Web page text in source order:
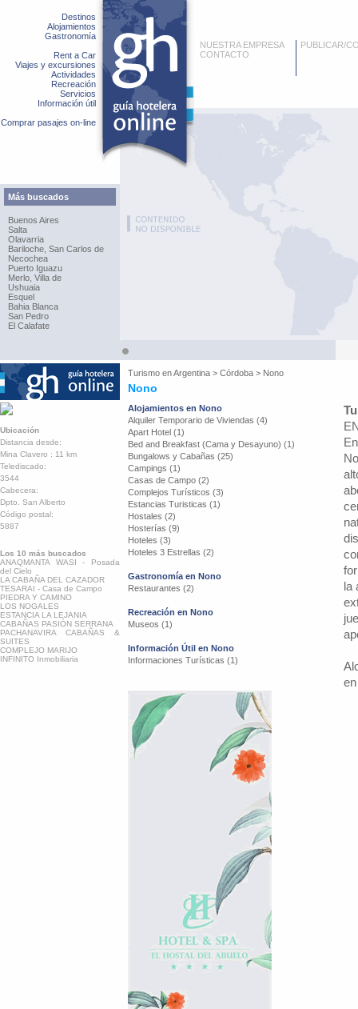
Destinos
Alojamientos
Gastronomía
Rent a Car
Viajes y excursiones
Actividades
Recreación
Servicios
Información útil
Comprar pasajes on-line
Más buscados
Buenos Aires
Salta
Olavarria
Bariloche, San Carlos de
Necochea
Puerto Iguazu
Merlo, Villa de
Ushuaia
Esquel
Bahia Blanca
San Pedro
El Calafate
NUESTRA EMPRESA
CONTACTO
PUBLICAR/
Turismo enArgentina > Córdoba > Nono
Nono
Ubicación
Distancia desde:
Mina Clavero : 11 km
Telediscado:
3544
Cabecera:
Dpto. San Alberto
Código postal:
5887
Los 10 más buscados
ANAQMANTA WASI - Posada
del Cielo
LA CABAÑA DEL CAZADOR
TESARAI - Casa de Campo
PIEDRA Y CAMINO
LOS NOGALES
ESTANCIA LA LEJANIA
CABAÑAS PASIÓN SERRANA
PACHANAVIRA CABAÑAS &
SUITES
COMPLEJO MARIJO
INFINITO Inmobiliaria
Alojamientos en Nono
Alquiler Temporario de Viviendas (4)
Apart Hotel (1)
Bed and Breakfast (Cama y Desayuno) (1)
Bungalows y Cabañas (25)
Campings (1)
Casas de Campo (2)
Complejos Turísticos (3)
Estancias Turisticas (1)
Hostales (2)
Hosterías (9)
Hoteles (3)
Hoteles 3 Estrellas (2)
Gastronomía en Nono
Restaurantes (2)
Recreación en Nono
Museos (1)
Información Útil en Nono
Informaciones Turísticas (1)
la